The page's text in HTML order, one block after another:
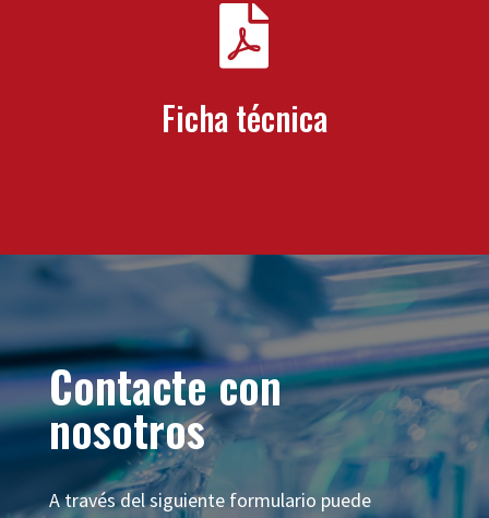

Ficha técnica
Contacte con
nosotros
A través del siguiente formulario puede